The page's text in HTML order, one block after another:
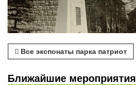
Все экспонаты парка патриот
Ближайшие мероприятия